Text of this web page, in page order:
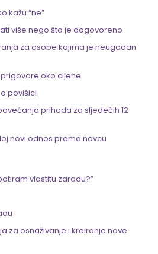
kažu “ne”
više nego što je dogovoreno
za osobe kojima je neugodan
oko cijene
povišici
prihoda za sljedećih 12
novi odnos prema novcu
vlastitu zaradu?”
za osnaživanje i kreiranje nove